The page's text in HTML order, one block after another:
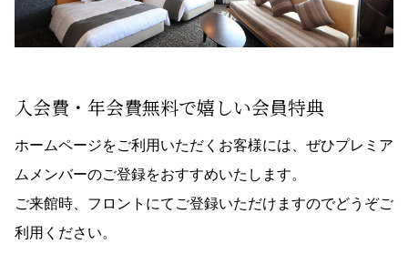
入会費・年会費無料で嬉しい会員特典
ホームページをご利用いただくお客様には、ぜひプレミア
ムメンバーのご登録をおすすめいたします。
ご来館時、フロントにてご登録いただけますのでどうぞご
利用ください。